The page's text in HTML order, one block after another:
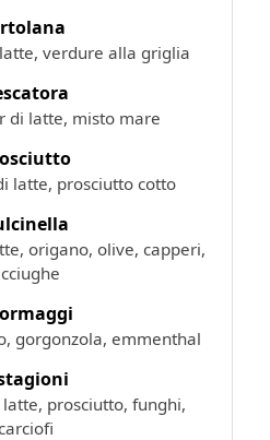
verdure alla griglia
di latte, misto mare
latte, prosciutto cotto
origano, olive, capperi,
gorgonzola, emmenthal
prosciutto, funghi,